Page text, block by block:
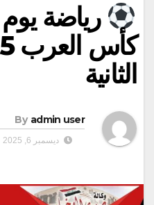
رياضة يوم
الثانية
By admin user
ديسمبر 6, 2025